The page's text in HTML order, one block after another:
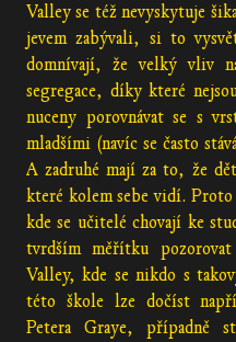
Valley se též nevyskytuje
jevem zabývali, si to
domnívají, že velký vliv
segregace, díky které
nuceny porovnávat se s
mladšími (navíc se často
A zadruhé mají za to, že
které kolem sebe vidí.
kde se učitelé chovají ke
tvrdším měřítku
Valley, kde se nikdo s
této škole lze dočíst
Petera Graye, případně